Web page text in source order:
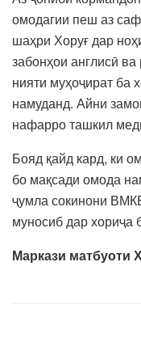
омодагии пеш аз
шаҳри Хоруғ дар
забонҳои англисӣ
нияти муҳоҷират ба
намуданд. Айни
нафарро ташкил
Бояд қайд кард, ки
бо мақсади омода
ҷумла сокинони
муносиб дар хориҷа
Маркази матбуоти